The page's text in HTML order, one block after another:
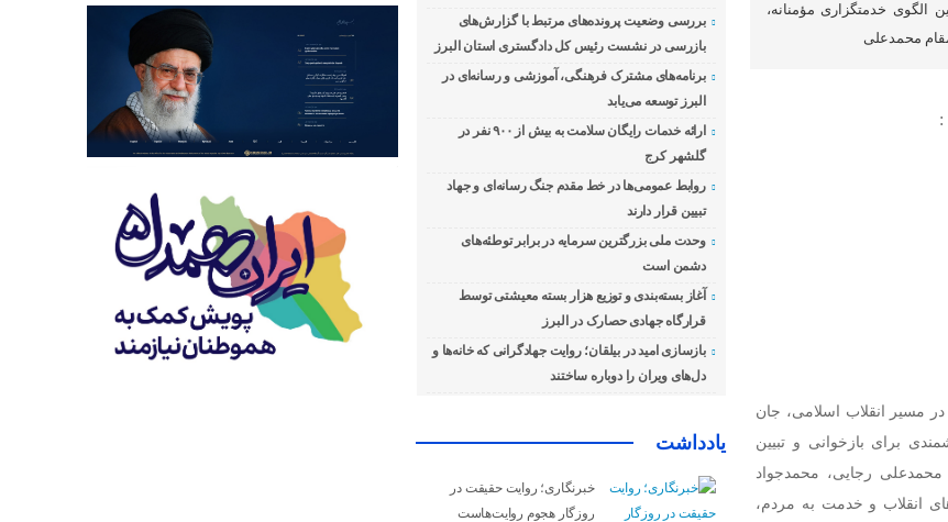
الگوی خدمتگزاری مؤمنانه،
محمدعلی
:
مسیر انقلاب اسلامی، جان
برای بازخوانی و تبیین
محمدعلی رجایی، محمدجواد
انقلاب و خدمت به مردم،
بررسی وضعیت پرونده‌های مرتبط با گزارش‌های
بازرسی در نشست رئیس کل دادگستری استان البرز
برنامه‌های مشترک فرهنگی، آموزشی و رسانه‌ای در
البرز توسعه می‌یابد
ارائه خدمات رایگان سلامت به بیش از ۹۰۰ نفر در
گلشهر کرج
روابط عمومی‌ها در خط مقدم جنگ رسانه‌ای و جهاد
تبیین قرار دارند
وحدت ملی بزرگترین سرمایه در برابر توطئه‌های
دشمن است
آغاز بسته‌بندی و توزیع هزار بسته معیشتی توسط
قرارگاه جهادی حصارک در البرز
بازسازی امید در بیلقان؛ روایت جهادگرانی که خانه‌ها و
دل‌های ویران را دوباره ساختند
یادداشت
خبرنگاری؛ روایت حقیقت در
روزگار هجوم روایت‌هاست